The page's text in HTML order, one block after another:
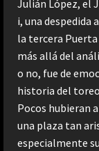
Julián López, el
i, una despedida
la tercera Puerta
más allá del
o no, fue de
historia del
Pocos hubieran
una plaza tan
especialmente